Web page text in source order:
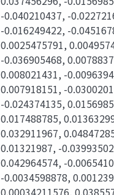
-0.040210437, -
-0.016249422, -
0.0025475791,
-0.036905468,
0.008021431, -
0.007918151, -
-0.024374135,
0.017488785,
0.032911967,
0.01321987, -
0.042964574, -
-0.0034598878,